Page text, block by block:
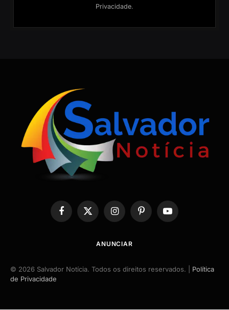
Privacidade.
Facebook
X
InstagramPinterestYouTube
ANUNCIAR
© 2026 Salvador Notícia. Todos os direitos reservados. | Política
de Privacidade